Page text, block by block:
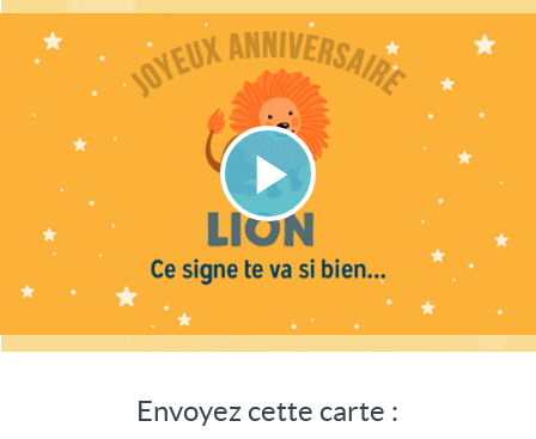
Lire
vidéo
Envoyez cette carte :